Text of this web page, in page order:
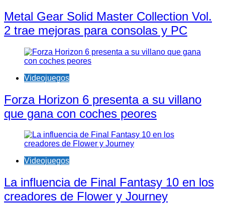
Metal Gear Solid Master Collection Vol.
2 trae mejoras para consolas y PC
Videojuegos
Forza Horizon 6 presenta a su villano
que gana con coches peores
Videojuegos
La influencia de Final Fantasy 10 en los
creadores de Flower y Journey